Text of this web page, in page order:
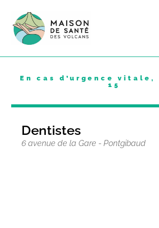
En cas d’urgence
15
Dentistes
6 avenue de la Gare - Pontgibaud